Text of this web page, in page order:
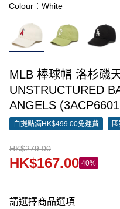
Colour：White
MLB 棒球帽 洛杉磯
UNSTRUCTURED
ANGELS
自提點滿HK$499.00免運費
HK$279.00
HK$167.00 40%
請選擇商品選項